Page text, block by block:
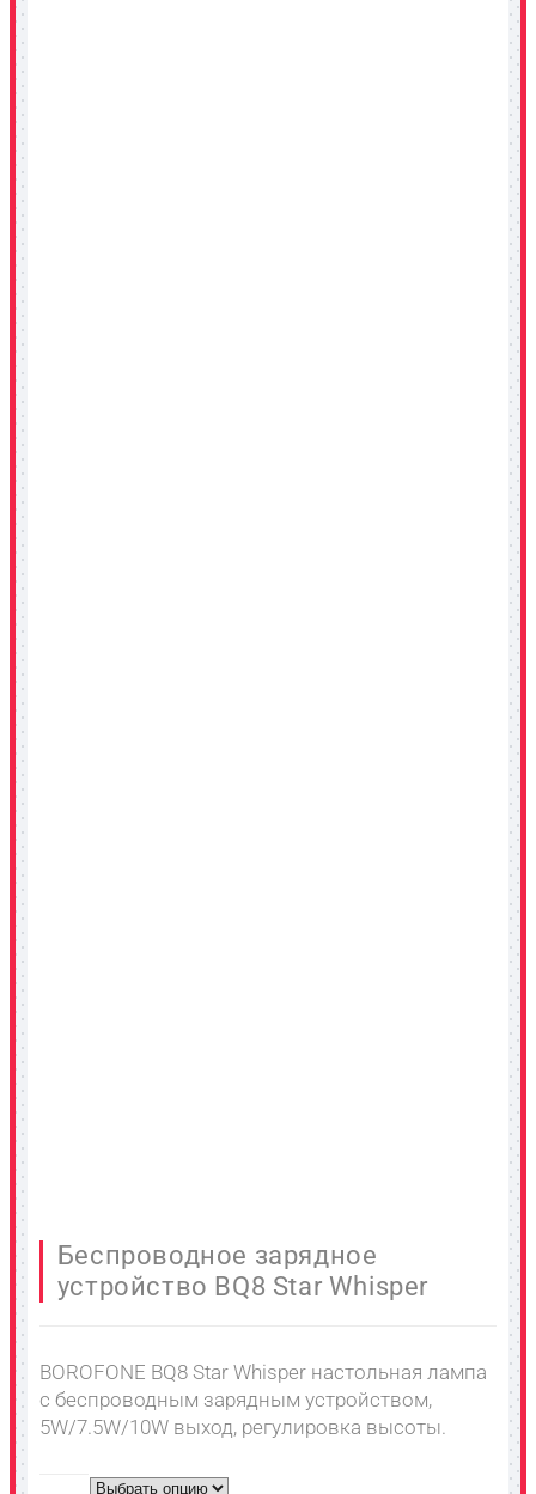
Беспроводное зарядное
устройство BQ8 Star Whisper
BOROFONE BQ8 Star Whisper настольная лампа
с беспроводным зарядным устройством,
5W/7.5W/10W выход, регулировка высоты.